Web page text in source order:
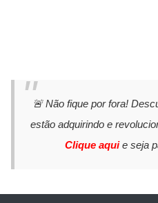
🚨 Não fique por fora!
estão adquirindo e
Clique aquie seja